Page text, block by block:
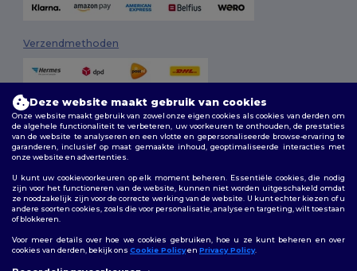
Verzendmethoden
Algemene voorwaarden |Aanpassingsbeleid |Privacybeleid |
Cookiebeleid| Sitemap
Volg ons
Deze website maakt gebruik van cookies
Onze website maakt gebruik van zowel onze eigen cookies als cookies van derden om
de algehele functionaliteit te verbeteren, uw voorkeuren te onthouden, de prestaties
van de website te analyseren en een vlotte en gepersonaliseerde browse-ervaring te
garanderen, inclusief op maat gemaakte inhoud, geoptimaliseerde interacties met
onze website en advertenties.
U kunt uw cookievoorkeuren op elk moment beheren. Essentiële cookies, die nodig
zijn voor het functioneren van de website, kunnen niet worden uitgeschakeld omdat
ze noodzakelijk zijn voor de correcte werking van de website. U kunt echter kiezen of u
andere soorten cookies, zoals die voor personalisatie, analyse en targeting, wilt toestaan
of blokkeren.
Voor meer details over hoe we cookies gebruiken, hoe u ze kunt beheren en over
cookies van derden, bekijk ons Cookie Policyen Privacy Policy.